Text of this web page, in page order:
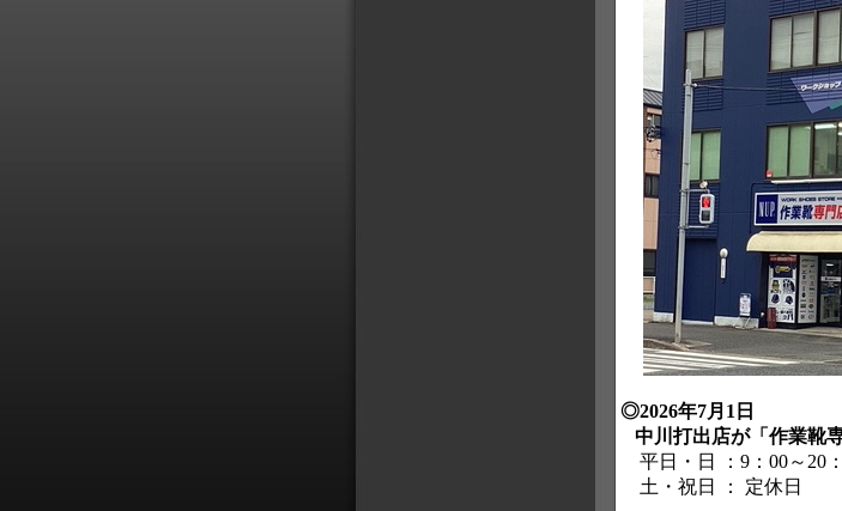
◎2026年7月1日
中川打出店が「作業靴
平日・日 ：9：00～20
土・祝日 ： 定休日